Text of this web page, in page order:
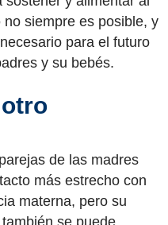
siempre es posible, y
para el futuro
y su bebés.
de las madres
más estrecho con
materna, pero su
se puede